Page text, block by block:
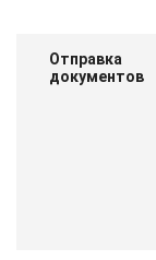
Отправка
документов